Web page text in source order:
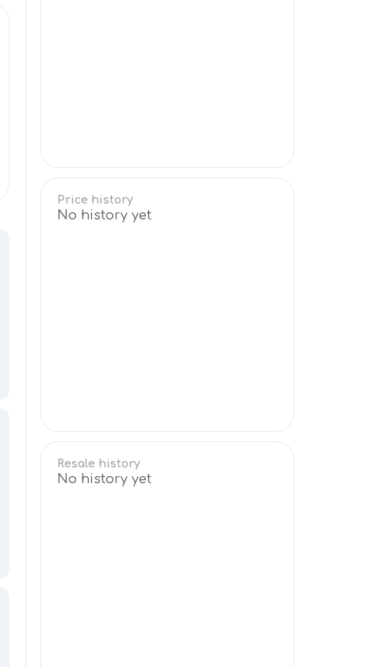
Price history
No history yet
Resale history
No history yet